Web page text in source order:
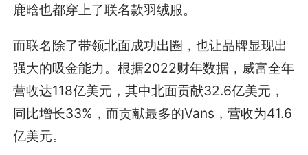
鹿晗也都穿上了联名款羽绒服。
而联名除了带领北面成功出圈，也让品牌显现出
强大的吸金能力。根据2022财年数据，威富全年
营收达118亿美元，其中北面贡献32.6亿美元，
同比增长33%，而贡献最多的Vans，营收为41.6
亿美元。